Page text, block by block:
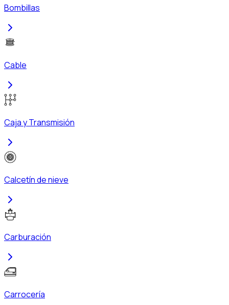
Bombillas
Cable
Caja y Transmisión
Calcetín de nieve
Carburación
Carrocería